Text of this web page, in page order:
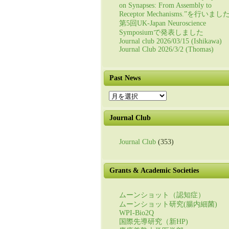
on Synapses: From Assembly to
Receptor Mechanisms.”を行いまし
第5回UK-Japan Neuroscience
Symposiumで発表しました
Journal club 2026/03/15 (Ishikawa)
Journal Club 2026/3/2 (Thomas)
Past News
Past
News
Journal Club
Journal Club (353)
Grants & Academic Societies
ムーンショット（認知症）
ムーンショット研究(腸内細菌)
WPI-Bio2Q
国際先導研究（新HP)